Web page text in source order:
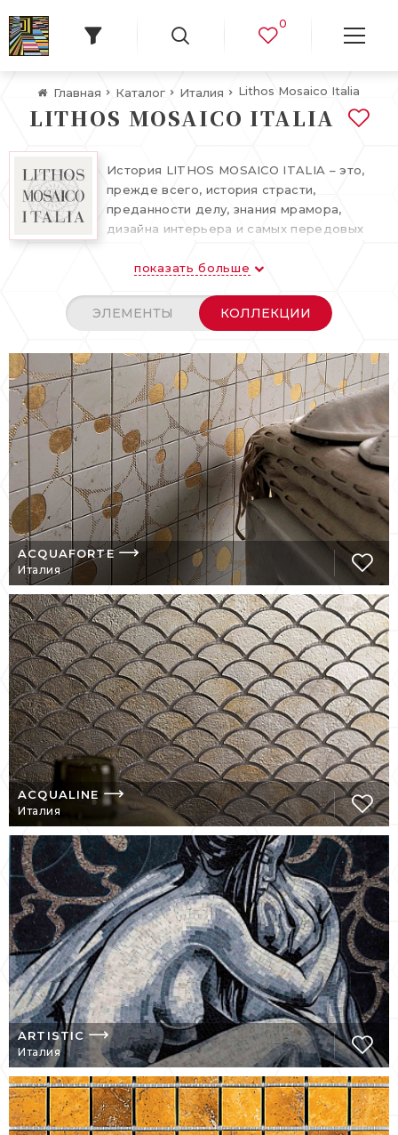
0
Главная Каталог Италия Lithos Mosaico Italia
LITHOS MOSAICO ITALIA
История LITHOS MOSAICO ITALIA – это,
прежде всего, история страсти,
преданности делу, знания мрамора,
дизайна интерьера и самых передовых
традиции и инновации, элегантность и
визуальное многообразие. Это образ
жизни, а также одна из ведущих компаний
в производстве художественных фонов и
украшений из мраморной мозаики ,
специальных украшений по мрамору с
использованием техники гравировки
«Acquaforte» и аппликации сусального
золота, серебра и меди.
LITHOS MOSAICO ITALIA родилась в
городе Мартина-Франка в 1985 году как
студия дизайна. Это годы непрерывных
исследований продуктов с неповторимой
материальностью, чувствительностью к
мраморному объекту и глубоким знанием
рынка, а также потребностей жилой и
внешней среды.
В 1994 году, используя сотрудничество
профессионалов с высоким техническим и
художественным образованием, он стал
продюсером под названием LITHOS
MOSAICO ITALIA и решил связать себя с
территорией в качестве источника
вдохновения и столкнуться с проблемой
использования мастеров искусства и
местных ресурсов, создания продукта,
полностью сделанного в Италии. Сегодня,
после более чем 25 лет деятельности,
LITHOS MOSAICO ITALIA зарекомендовала
себя на международном уровне среди
компаний в секторе производства мозаики
благодаря совершенному мастерству и
использованию передовых технологий, в
которых уникальность, красота,
универсальность и способность
интерпретировать и адаптироваться за
пределами. Его сильные стороны
соответствуют требованиям и вкусам
клиентов.
показать больше
ЭЛЕМЕНТЫ КОЛЛЕКЦИИ
ACQUAFORTE
Италия
ACQUALINE
Италия
ARTISTIC
Италия